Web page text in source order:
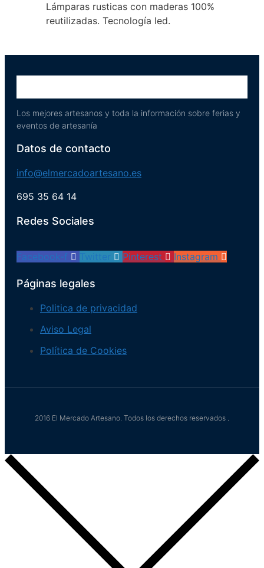
Lámparas rusticas con maderas 100%
reutilizadas. Tecnología led.
Los mejores artesanos y toda la información sobre ferias y
eventos de artesanía
Datos de contacto
info@elmercadoartesano.es
695 35 64 14
Redes Sociales
Facebook-f Pinterest Instagram
Páginas legales
Politica de privacidad
Aviso Legal
Política de Cookies
2016 El Mercado Artesano. Todos los derechos reservados .